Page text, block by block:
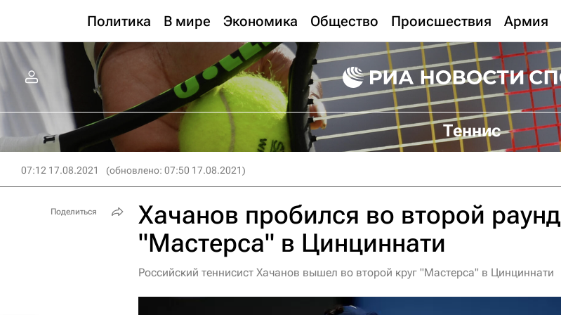
Политика В мире Экономика Общество Происшествия Армия
Теннис
07:12 17.08.2021 (обновлено: 07:50 17.08.2021)
Хачанов пробился во второй раунд
"Мастерса" в Цинциннати
Российский теннисист Хачанов вышел во второй круг "Мастерса" в Цинциннати
Поделиться